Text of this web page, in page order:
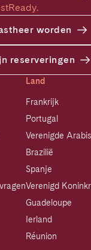
worden
reserveringen
Land
Frankrijk
Portugal
Verenigde
Brazilië
Spanje
Verenigd
Guadeloupe
Ierland
Réunion